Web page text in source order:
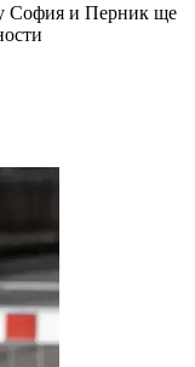
София и Перник ще